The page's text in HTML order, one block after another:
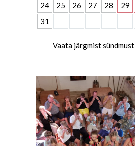
24
25 26 27 28 29
31
Vaata järgmist sündmust